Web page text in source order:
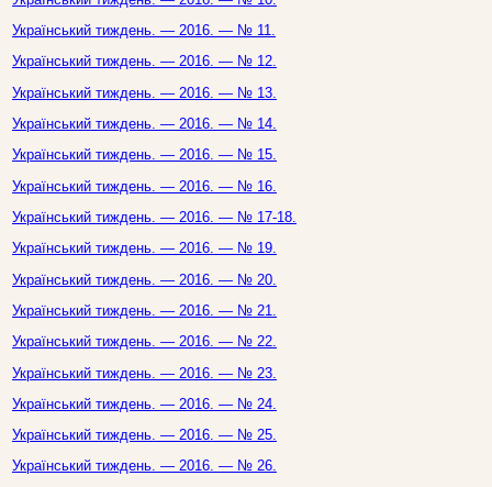
Український тиждень. — 2016. — № 11.
Український тиждень. — 2016. — № 12.
Український тиждень. — 2016. — № 13.
Український тиждень. — 2016. — № 14.
Український тиждень. — 2016. — № 15.
Український тиждень. — 2016. — № 16.
Український тиждень. — 2016. — № 17-18.
Український тиждень. — 2016. — № 19.
Український тиждень. — 2016. — № 20.
Український тиждень. — 2016. — № 21.
Український тиждень. — 2016. — № 22.
Український тиждень. — 2016. — № 23.
Український тиждень. — 2016. — № 24.
Український тиждень. — 2016. — № 25.
Український тиждень. — 2016. — № 26.